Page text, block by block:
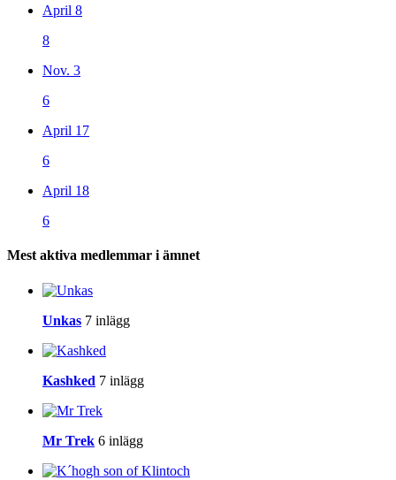
April 8
8
Nov. 3
6
April 17
6
April 18
6
Mest aktiva medlemmar i ämnet
Unkas 7 inlägg
Kashked 7 inlägg
Mr Trek 6 inlägg